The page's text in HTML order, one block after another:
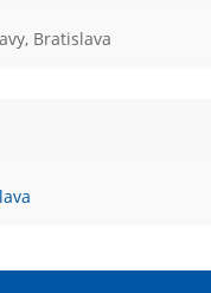
Bratislava